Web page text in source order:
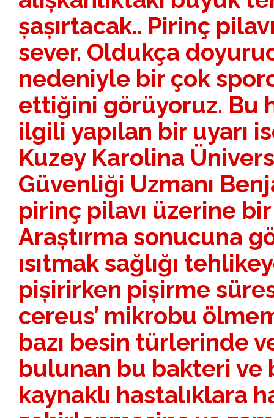
șașırtacak.. Pirinç
sever. Oldukça
nedeniyle bir çok
ettiğini görüyoruz. Bu
ilgili yapılan bir uyarı
Kuzey Karolina
Güvenliği Uzmanı
pirinç pilavı üzerine bir
Araștırma sonucuna
ısıtmak sağlığı
pișirirken pișirme
cereus’ mikrobu
bazı besin türlerinde
bulunan bu bakteri ve
kaynaklı hastalıklara